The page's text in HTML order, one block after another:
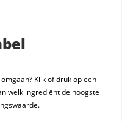
Klik of druk op een
welk ingrediënt de hoogste